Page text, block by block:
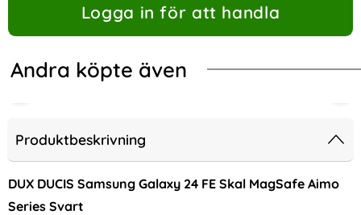
Logga in för att handla
Andra köpte även
Produktbeskrivning
DUX DUCIS Samsung Galaxy 24 FE Skal MagSafe Aimo
Series Svart